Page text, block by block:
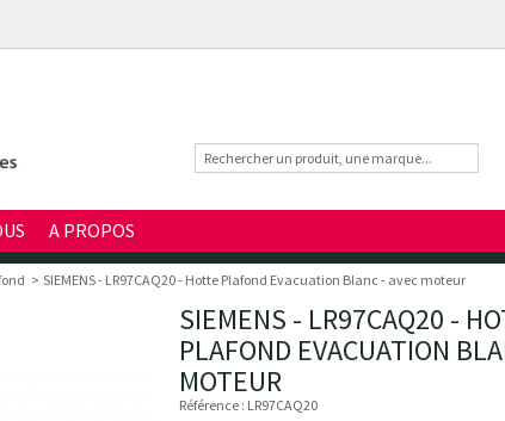
A PROPOS
> SIEMENS - LR97CAQ20 - Hotte Plafond Evacuation Blanc - avec moteur
SIEMENS - LR97CAQ20 -
PLAFOND EVACUATION
MOTEUR
Référence : LR97CAQ20